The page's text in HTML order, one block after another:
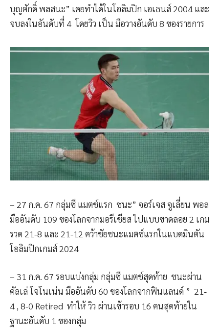
บุญศักดิ์ พลสนะ” เคยทำได้ในโอลิมปิก เอเธนส์ 2004 และ
จบลงในอันดับที่ 4 โดยวิว เป็น มือวางอันดับ 8 ของรายการ
– 27 ก.ค. 67 กลุ่มซี แมตช์แรก ชนะ” จอร์เจส จูเลี่ยน พอล
มืออันดับ 109 ของโลกจากมอรีเชียส ไปแบบขาดลอย 2 เกม
รวด 21-8 และ 21-12 คว้าชัยชนะแมตช์แรกในแบดมินตัน
โอลิมปิกเกมส์ 2024
– 31 ก.ค. 67 รอบแบ่งกลุ่ม กลุ่มซี แมตช์สุดท้าย ชนะผ่าน
คัลเล่ โจโนเน่น มืออันดับ 60 ของโลกจากฟินแลนด์ ” 21-
4 , 8-0 Retired ทำให้ วิว ผ่านเข้ารอบ 16 คนสุดท้ายใน
ฐานะอันดับ 1 ของกลุ่ม